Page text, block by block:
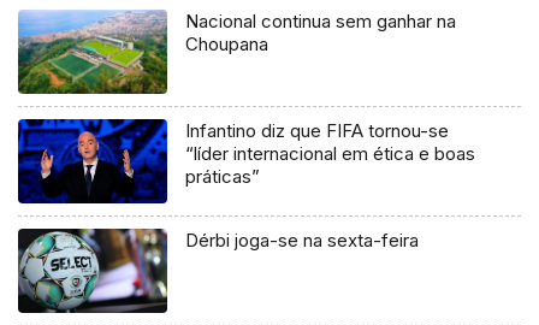
Nacional continua sem ganhar na
Choupana
Infantino diz que FIFA tornou-se
“líder internacional em ética e boas
práticas”
Dérbi joga-se na sexta-feira